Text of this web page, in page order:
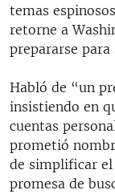
temas
retorne a
prepararse
Habló de “un
insistiendo en
cuentas
prometió
de simplificar
promesa de